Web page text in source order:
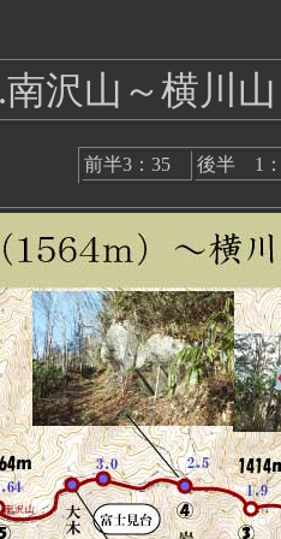
沢山～横川山
前半3：35 後半 1